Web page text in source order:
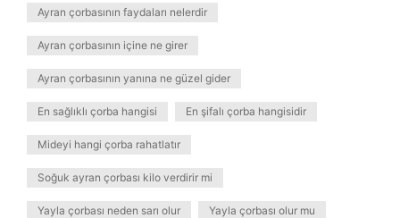
Ayran çorbasının faydaları nelerdir
Ayran çorbasının içine ne girer
Ayran çorbasının yanına ne güzel gider
En sağlıklı çorba hangisi En şifalı çorba hangisidir
Mideyi hangi çorba rahatlatır
Soğuk ayran çorbası kilo verdirir mi
Yayla çorbası neden sarı olur Yayla çorbası olur mu